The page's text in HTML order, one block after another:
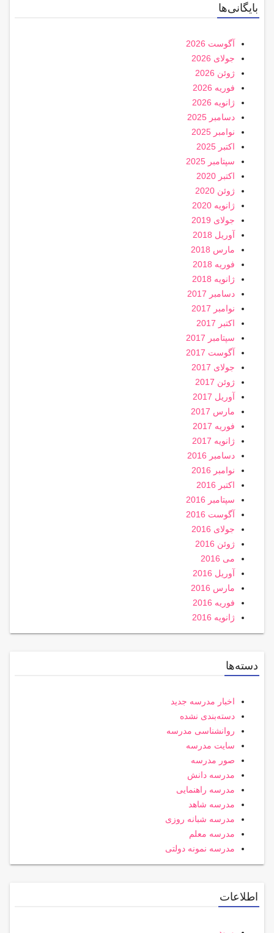
بایگانی‌ها
آگوست 2026
جولای 2026
ژوئن 2026
فوریه 2026
ژانویه 2026
دسامبر 2025
نوامبر 2025
اکتبر 2025
سپتامبر 2025
اکتبر 2020
ژوئن 2020
ژانویه 2020
جولای 2019
آوریل 2018
مارس 2018
فوریه 2018
ژانویه 2018
دسامبر 2017
نوامبر 2017
اکتبر 2017
سپتامبر 2017
آگوست 2017
جولای 2017
ژوئن 2017
آوریل 2017
مارس 2017
فوریه 2017
ژانویه 2017
دسامبر 2016
نوامبر 2016
اکتبر 2016
سپتامبر 2016
آگوست 2016
جولای 2016
ژوئن 2016
می 2016
آوریل 2016
مارس 2016
فوریه 2016
ژانویه 2016
دسته‌ها
اخبار مدرسه جدید
دسته‌بندی نشده
روانشناسی مدرسه
سایت مدرسه
صور مدرسه
مدرسه دانش
مدرسه راهنمایی
مدرسه شاهد
مدرسه شبانه روزی
مدرسه معلم
مدرسه نمونه دولتی
اطلاعات